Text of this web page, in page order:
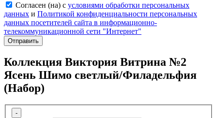
Согласен (на) с условиями обработки персональных
данных и Политикой конфиденциальности персональных
данных посетителей сайта в информационно-
телекоммуникационной сети "Интернет"
Отправить
Коллекция Виктория Витрина №2
Ясень Шимо светлый/Филадельфия
(Набор)
-